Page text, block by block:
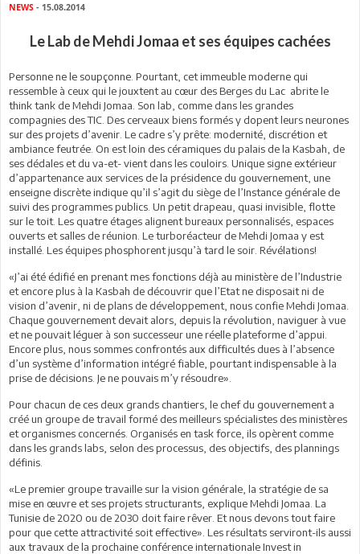
NEWS - 15.08.2014
Le Lab de Mehdi Jomaa et ses équipes cachées
Personne ne le soupçonne. Pourtant, cet immeuble moderne qui
ressemble à ceux qui le jouxtent au cœur des Berges du Lac abrite le
think tank de Mehdi Jomaa. Son lab, comme dans les grandes
compagnies des TIC. Des cerveaux biens formés y dopent leurs neurones
sur des projets d’avenir. Le cadre s’y prête: modernité, discrétion et
ambiance feutrée. On est loin des céramiques du palais de la Kasbah, de
ses dédales et du va-et- vient dans les couloirs. Unique signe extérieur
d’appartenance aux services de la présidence du gouvernement, une
enseigne discrète indique qu’il s’agit du siège de l’Instance générale de
suivi des programmes publics. Un petit drapeau, quasi invisible, flotte
sur le toit. Les quatre étages alignent bureaux personnalisés, espaces
ouverts et salles de réunion. Le turboréacteur de Mehdi Jomaa y est
installé. Les équipes phosphorent jusqu’à tard le soir. Révélations!
«J’ai été édifié en prenant mes fonctions déjà au ministère de l’Industrie
et encore plus à la Kasbah de découvrir que l’Etat ne disposait ni de
vision d’avenir, ni de plans de développement, nous confie Mehdi Jomaa.
Chaque gouvernement devait alors, depuis la révolution, naviguer à vue
et ne pouvait léguer à son successeur une réelle plateforme d’appui.
Encore plus, nous sommes confrontés aux difficultés dues à l’absence
d’un système d’information intégré fiable, pourtant indispensable à la
prise de décisions. Je ne pouvais m’y résoudre».
Pour chacun de ces deux grands chantiers, le chef du gouvernement a
créé un groupe de travail formé des meilleurs spécialistes des ministères
et organismes concernés. Organisés en task force, ils opèrent comme
dans les grands labs, selon des processus, des objectifs, des plannings
définis.
«Le premier groupe travaille sur la vision générale, la stratégie de sa
mise en œuvre et ses projets structurants, explique Mehdi Jomaa. La
Tunisie de 2020 ou de 2030 doit faire rêver. Et nous devons tout faire
pour que cette attractivité soit effective». Les résultats serviront-ils aussi
aux travaux de la prochaine conférence internationale Invest in